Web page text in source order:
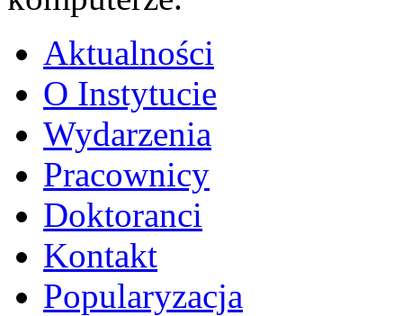
Aktualności
O Instytucie
Wydarzenia
Pracownicy
Doktoranci
Kontakt
Popularyzacja